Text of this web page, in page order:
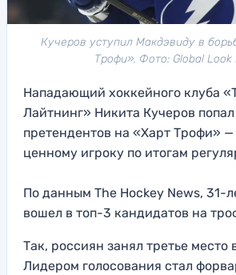
Кучеров уступил Макдэвиду в
Трофи». Фото: Global Look
Нападающий хоккейного клуба
Лайтнинг» Никита Кучеров
претендентов на «Харт Трофи»
ценному игроку по итогам
По данным The Hockey News, 31-
вошел в топ-3 кандидатов на
Так, россиян занял третье место
Лидером голосования стал